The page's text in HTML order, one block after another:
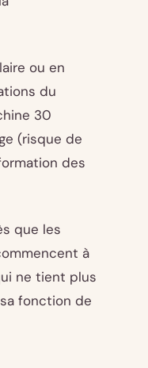
ou en
du
30
(risque de
des
que les
à
ne tient plus
fonction de